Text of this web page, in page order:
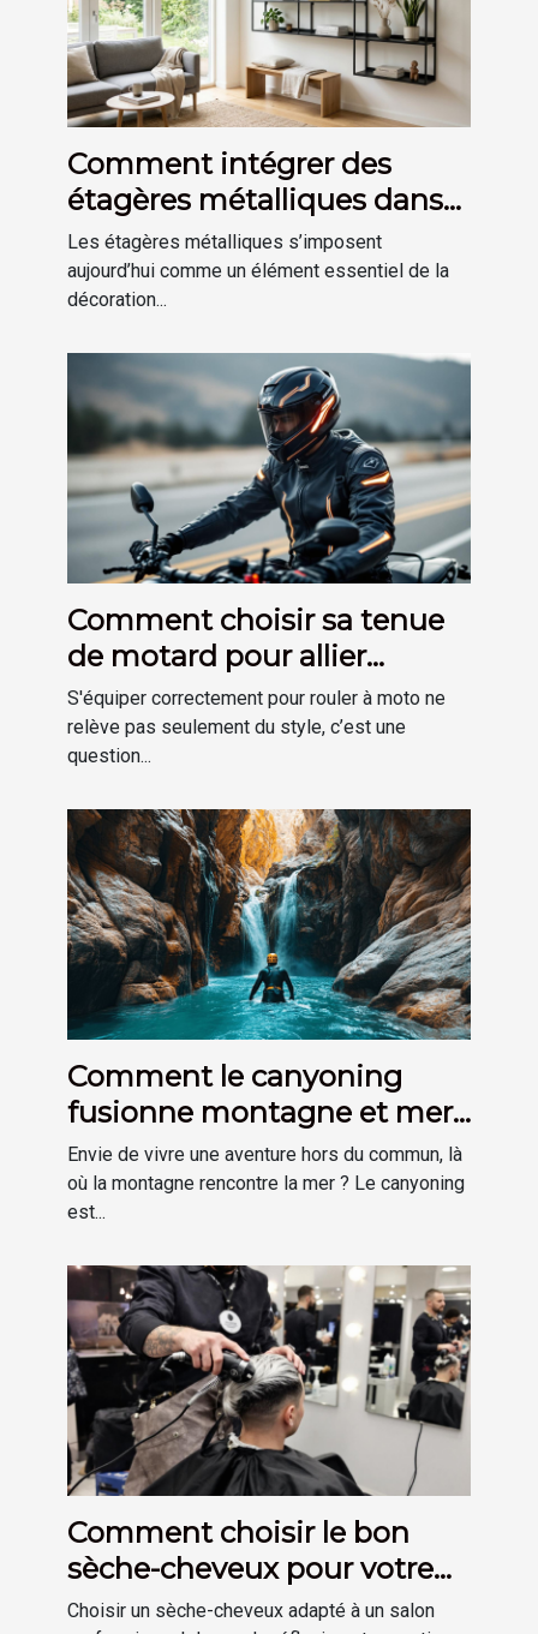
Comment intégrer des
étagères métalliques dans
une déco moderne ?
Les étagères métalliques s’imposent
aujourd’hui comme un élément essentiel de la
décoration...
Comment choisir sa tenue
de motard pour allier
sécurité et confort ?
S'équiper correctement pour rouler à moto ne
relève pas seulement du style, c’est une
question...
Comment le canyoning
fusionne montagne et mer
pour une aventure unique ?
Envie de vivre une aventure hors du commun, là
où la montagne rencontre la mer ? Le canyoning
est...
Comment choisir le bon
sèche-cheveux pour votre
salon ?
Choisir un sèche-cheveux adapté à un salon